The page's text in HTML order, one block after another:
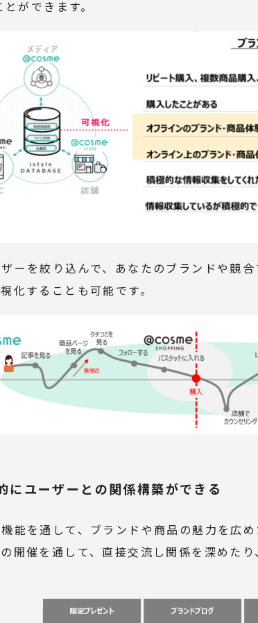
ができます。
ーを絞り込んで、あなたのブランドや競
化することも可能です。
にユーザーとの関係構築ができる
能を通して、ブランドや商品の魅力を広
開催を通して、直接交流し関係を深めた